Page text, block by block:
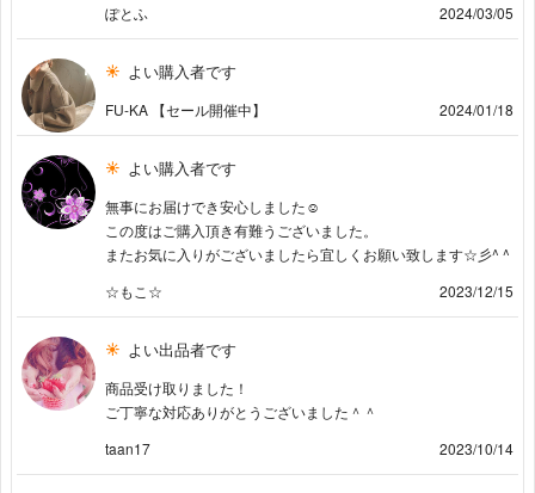
ぽとふ
2024/03/05
よい購入者です
FU-KA 【セール開催中】 2024/01/18
よい購入者です
無事にお届けでき安心しました☺︎
この度はご購入頂き有難うございました。
またお気に入りがございましたら宜しくお願い致します☆彡^ ^
☆もこ☆
2023/12/15
よい出品者です
商品受け取りました！
ご丁寧な対応ありがとうございました＾＾
taan17
2023/10/14